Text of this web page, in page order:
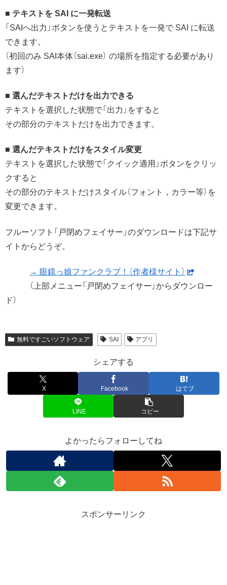
■ テキストを SAI に一発転送
「SAIへ出力」ボタンを使うとテキストを一発で SAI に転送
できます。
（初回のみ SAI本体（sai.exe） の場所を指定する必要があり
ます）
■ 選んだテキストだけを出力できる
テキストを選択した状態で「出力」をすると
その部分のテキストだけを出力できます。
■ 選んだテキストだけをスタイル変更
テキストを選択した状態で「クイック適用」ボタンをクリッ
クすると
その部分のテキストだけスタイル（フォント，カラー等）を
変更できます。
フルーソフト「戸閉めフェイサー」のダウンロードは下記サ
イトからどうぞ。
→ 眼鏡っ娘ファンクラブ！（作者様サイト）
（上部メニュー「戸閉めフェイサー」からダウンロー
ド）
無料ですごいソフトウェア SAI アプリ
シェアする
X Facebook はてブ
LINE コピー
よかったらフォローしてね
スポンサーリンク